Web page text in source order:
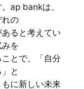
ap bankは、
れの
ると考えてい
を
ことで、「自分
と
に新しい未来